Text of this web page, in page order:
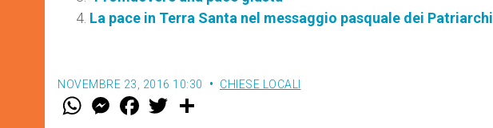
La pace in Terra Santa nel messaggio pasquale dei Patriarchi
NOVEMBRE 23, 2016 10:30 CHIESE LOCALI
W M
e
F
a w